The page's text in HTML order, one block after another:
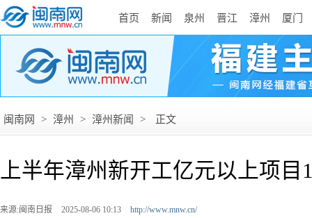
首页 新闻 泉州 晋江 漳州 厦门
闽南网 > 漳州 > 漳州新闻 > 正文
上半年漳州新开工亿元以上项目
来源:闽南日报 2025-08-06 10:13 http://www.mnw.cn/